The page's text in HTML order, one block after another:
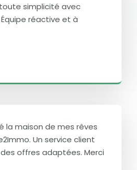
simplicité avec
réactive et à
la maison de mes rêves
Un service client
offres adaptées. Merci